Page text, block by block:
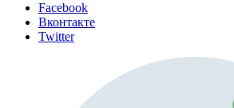
Facebook
Вконтакте
Twitter